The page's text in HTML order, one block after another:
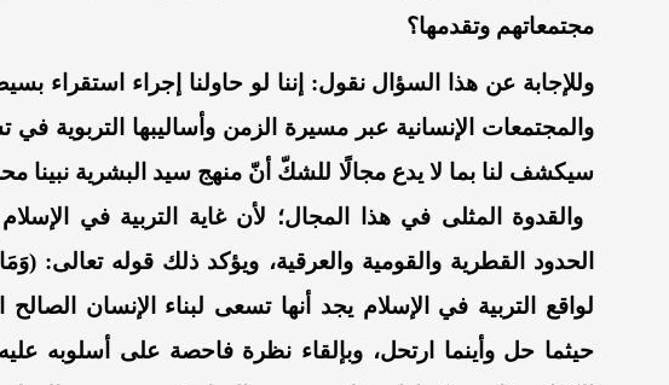
مجتمعاتهم وتقدمها؟
وللإجابة عن هذا السؤال نقول: إننا لو حاولنا إجراء استقر اء
والمجتمعات
الإنسانية عبر مسيرة الزمن و أساليبها التربوية في
سيكشف لنا بما لا يدع مجالًا للشكّ أنّ منهج سيد البشرية نبينا
والقدوة المثلى في هذا المجال؛ لأن غاية التربية في الإسلام
الحدود القطرية والقوميةوالعرقية، ويؤكد ذلك قوله تعالى:(
لواقع ا لتربية في الإسلام يجد أنها تسعى لبناء الإنسان الصالح
حيثما حل و أينما ارتحل، وبإلقاء نظرة فاحصة على أسلوبه